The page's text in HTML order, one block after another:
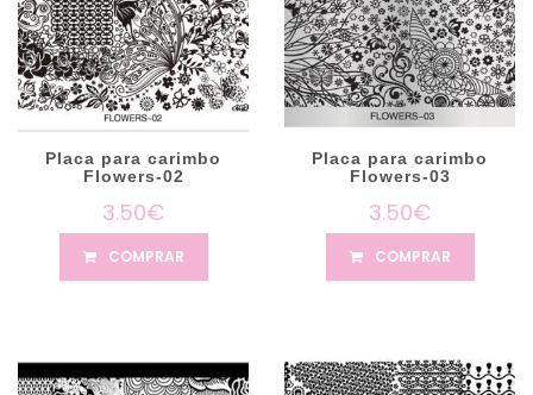
Placa para carimbo
Flowers-02
3.50€
COMPRAR
Placa para carimbo
Flowers-03
3.50€
COMPRAR